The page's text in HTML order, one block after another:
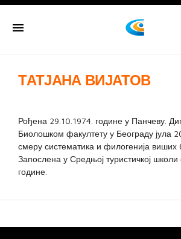
menu
ТАТЈАНА ВИЈАТОВ
Рођена 29.10.1974. године у Панчеву.
Биолошком факултету у Београду јула
смеру систематика и филогенија
Запослена у Средњој туристичкој
године.